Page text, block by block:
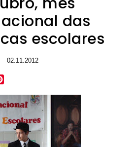
das
escolares
02.11.2012